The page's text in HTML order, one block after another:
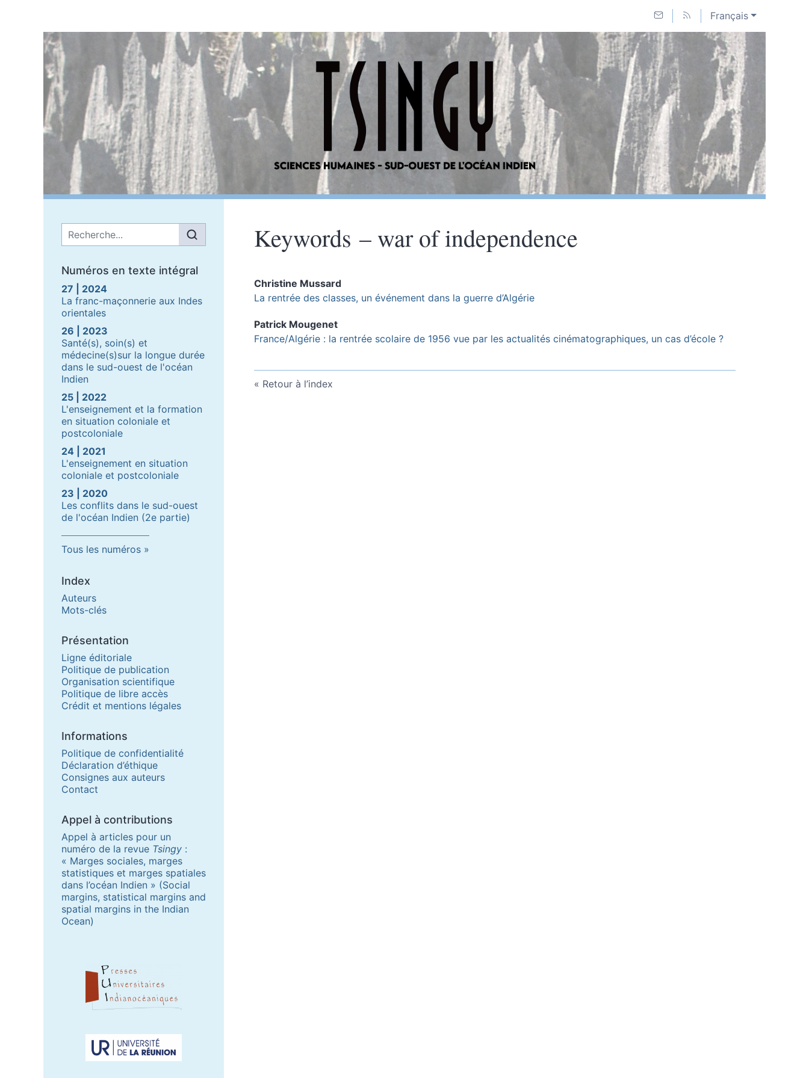
Français
Menu principal
Numéros en texte intégral
27 | 2024
La franc-maçonnerie aux Indes
orientales
26 | 2023
Santé(s), soin(s) et
médecine(s)sur la longue durée
dans le sud-ouest de l'océan
Indien
25 | 2022
L'enseignement et la formation
en situation coloniale et
postcoloniale
24 | 2021
L'enseignement en situation
coloniale et postcoloniale
23 | 2020
Les conflits dans le sud-ouest
de l'océan Indien (2e partie)
Tous les numéros
Index
Auteurs
Mots-clés
Présentation
Ligne éditoriale
Politique de publication
Organisation scientifique
Politique de libre accès
Crédit et mentions légales
Informations
Politique de confidentialité
Déclaration d’éthique
Consignes aux auteurs
Contact
Appel à contributions
Appel à articles pour un
numéro de la revue Tsingy :
« Marges sociales, marges
statistiques et marges spatiales
dans l’océan Indien » (Social
margins, statistical margins and
spatial margins in the Indian
Ocean)
Partenaires
Keywords – war of independence
Christine Mussard
La rentrée des classes, un événement dans la guerre d’Algérie
Patrick Mougenet
France/Algérie : la rentrée scolaire de 1956 vue par les actualités cinématographiques, un cas d’école ?
Retour à l’index